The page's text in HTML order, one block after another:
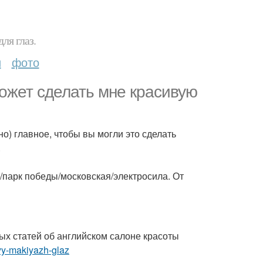
глаз.
фото
сделать мне красивую
главное, чтобы вы могли это сделать
победы/московская/электросила. От
статей об английском салоне красоты
makiyazh-glaz